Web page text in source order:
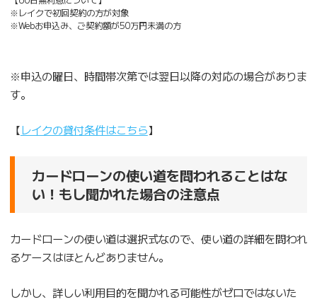
※レイクで初回契約の方が対象
※Webお申込み、ご契約額が50万円未満の方
※申込の曜日、時間帯次第では翌日以降の対応の場合がありま
す。
【レイクの貸付条件はこちら】
カードローンの使い道を問われることはな
い！もし聞かれた場合の注意点
カードローンの使い道は選択式なので、使い道の詳細を問われ
るケースはほとんどありません。
しかし、詳しい利用目的を聞かれる可能性がゼロではないた